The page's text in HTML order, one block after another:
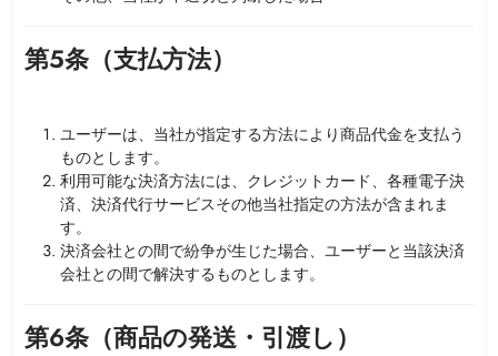
第5条（支払方法）
ユーザーは、当社が指定する方法により商品代金を支払う
ものとします。
利用可能な決済方法には、クレジットカード、各種電子決
済、決済代行サービスその他当社指定の方法が含まれま
す。
決済会社との間で紛争が生じた場合、ユーザーと当該決済
会社との間で解決するものとします。
第6条（商品の発送・引渡し）